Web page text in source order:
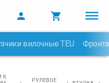
 
вилочные TEU
К
РУЛЕВОЕ